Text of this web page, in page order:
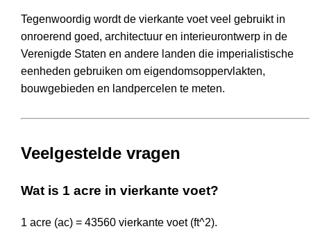
Tegenwoordig wordt de vierkante voet veel gebruikt in
onroerend goed, architectuur en interieurontwerp in de
Verenigde Staten en andere landen die imperialistische
eenheden gebruiken om eigendomsoppervlakten,
bouwgebieden en landpercelen te meten.
Veelgestelde vragen
Wat is 1 acre in vierkante voet?
1 acre (ac) = 43560 vierkante voet (ft^2).